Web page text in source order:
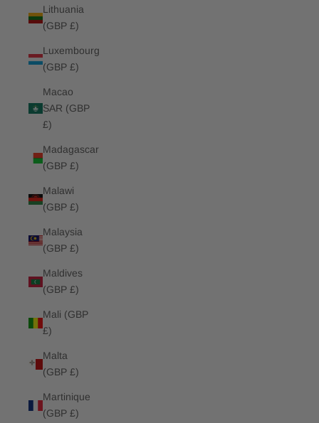
Lithuania
(GBP £)
Luxembourg
(GBP £)
Macao
SAR (GBP
£)
Madagascar
(GBP £)
Malawi
(GBP £)
Malaysia
(GBP £)
Maldives
(GBP £)
Mali (GBP
£)
Malta
(GBP £)
Martinique
(GBP £)